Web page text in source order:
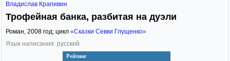
Рейтинг
Владислав Крапивин
Трофейная банка, разбитая на дуэли
Роман, 2008 год; цикл «Сказки Севки Глущенко»
Язык написания: русский